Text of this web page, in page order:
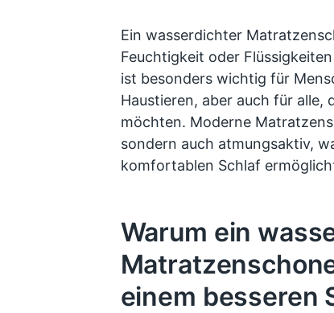
Ein wasserdichter
Feuchtigkeit oder
ist besonders wichtig für
Haustieren, aber auch für alle,
möchten. Moderne
sondern auch atmungsaktiv,
komfortablen Schlaf
Warum ein
einem besseren